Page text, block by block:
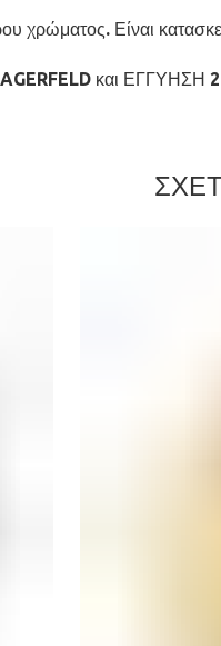
χρώματος. Είναι
και